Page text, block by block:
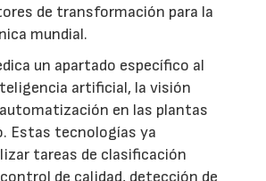
de transformación para la
mundial.
un apartado específico al
artificial, la visión
en las plantas
Estas tecnologías ya
tareas de clasificación
de calidad, detección de